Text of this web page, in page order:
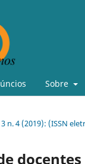
Sobre
n. 4 (2019): (ISSN